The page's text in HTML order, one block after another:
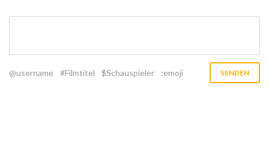
@username #Filmtitel $Schauspieler :emoji